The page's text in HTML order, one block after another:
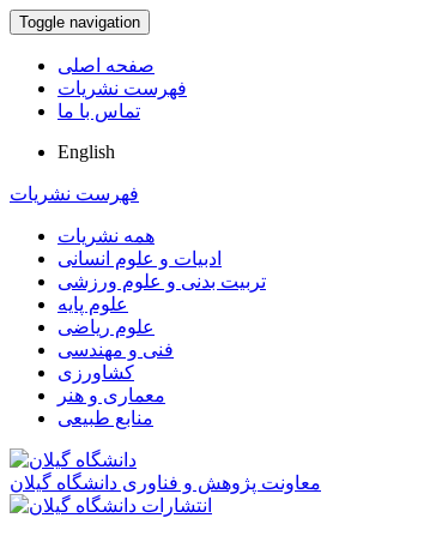
Toggle navigation
صفحه اصلی
فهرست نشریات
تماس با ما
English
فهرست نشریات
همه نشریات
ادبیات و علوم انسانی
تربیت بدنی و علوم ورزشی
علوم پایه
علوم ریاضی
فنی و مهندسی
کشاورزی
معماری و هنر
منابع طبیعی
معاونت پژوهش و فناوری دانشگاه گیلان